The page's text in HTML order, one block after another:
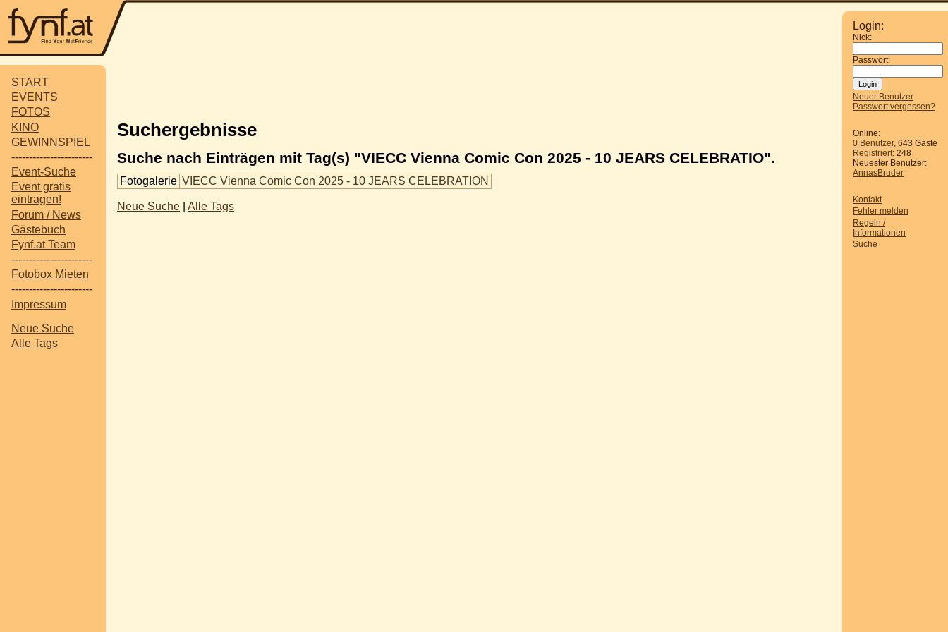
START
EVENTS
FOTOS
KINO
GEWINNSPIEL
-----------------------
Event-Suche
Event gratis
eintragen!
Forum / News
Gästebuch
Fynf.at Team
-----------------------
Fotobox Mieten
-----------------------
Impressum
Neue Suche
Alle Tags
Login:
Nick:
Passwort:
Neuer Benutzer
Passwort vergessen?
Online:
0 Benutzer, 643 Gäste
Registriert: 248
Neuester Benutzer:
AnnasBruder
Kontakt
Fehler melden
Regeln /
Informationen
Suche
Suchergebnisse
Suche nach Einträgen mit Tag(s) "VIECC Vienna Comic Con 2025 - 10 JEARS CELEBRATIO".
Fotogalerie VIECC Vienna Comic Con 2025 - 10 JEARS CELEBRATION
Neue Suche Alle Tags